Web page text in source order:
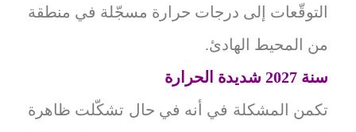
التوقّعات إلى درجات حرارة مسجّلة في منطقة
من المحيط الهادئ.
سنة 2027 شديدة الحرارة
تكمن المشكلة في أنه في حال تشكّلت ظاهرة